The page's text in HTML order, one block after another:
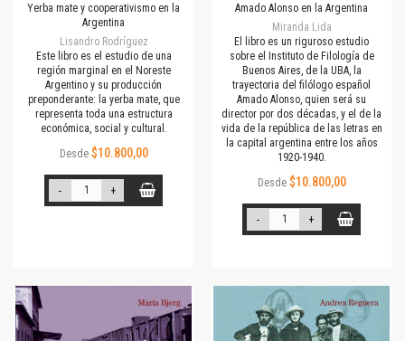
Yerba mate y cooperativismo en la
Argentina
Lisandro Rodríguez
Este libro es el estudio de una
región marginal en el Noreste
Argentino y su producción
preponderante: la yerba mate, que
representa toda una estructura
económica, social y cultural.
Desde $10.800,00
- +
Amado Alonso en la Argentina
Miranda Lida
El libro es un riguroso estudio
sobre el Instituto de Filología de
Buenos Aires, de la UBA, la
trayectoria del filólogo español
Amado Alonso, quien será su
director por dos décadas, y el de la
vida de la república de las letras en
la capital argentina entre los años
1920-1940.
Desde $10.800,00
- +